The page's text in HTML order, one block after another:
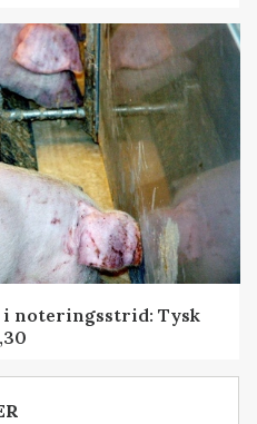
i noteringsstrid: Tysk